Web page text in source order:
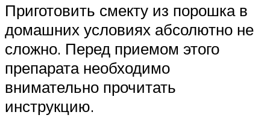
Приготовить смекту из порошка в
домашних условиях абсолютно не
сложно. Перед приемом этого
препарата необходимо
внимательно прочитать
инструкцию.